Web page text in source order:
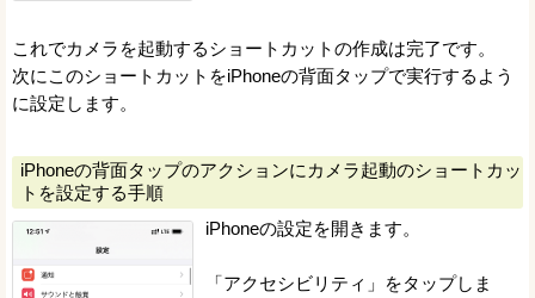
これでカメラを起動するショートカットの作成は完了です。
次にこのショートカットをiPhoneの背面タップで実行するよう
に設定します。
iPhoneの背面タップのアクションにカメラ起動のショートカッ
トを設定する手順
iPhoneの設定を開きます。
「アクセシビリティ」をタップしま